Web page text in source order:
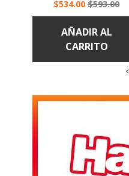
base
AÑADIR AL
CARRITO